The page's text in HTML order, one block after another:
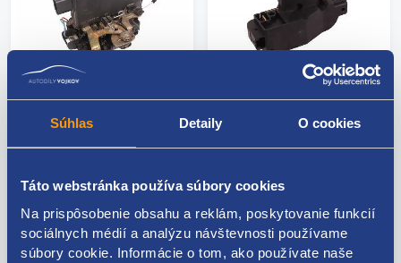
Súhlas Detaily O cookies
Táto webstránka používa súbory cookies
Na prispôsobenie obsahu a reklám, poskytovanie funkcií
sociálnych médií a analýzu návštevnosti používame
súbory cookie. Informácie o tom, ako používate naše
Zámok centrálu ľavý
predný
Kód: 55404
Stav dielu: použitý diel
Výrobca: ŠKODA
skladom 1 ks
Zámok zadného veka
Stav dielu: použitý diel
Výrobca: PEUGEOT,
CITROEN
skladom 5+ ks